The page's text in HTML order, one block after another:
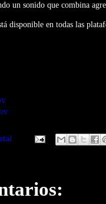
un sonido que combina
disponible en todas las